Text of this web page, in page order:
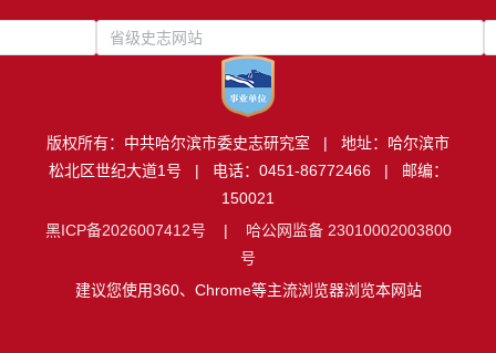
省级史志网站
版权所有：中共哈尔滨市委史志研究室 | 地址：哈尔滨市
松北区世纪大道1号 | 电话：0451-86772466 | 邮编：
150021
黑ICP备2026007412号 | 哈公网监备 23010002003800
号
建议您使用360、Chrome等主流浏览器浏览本网站